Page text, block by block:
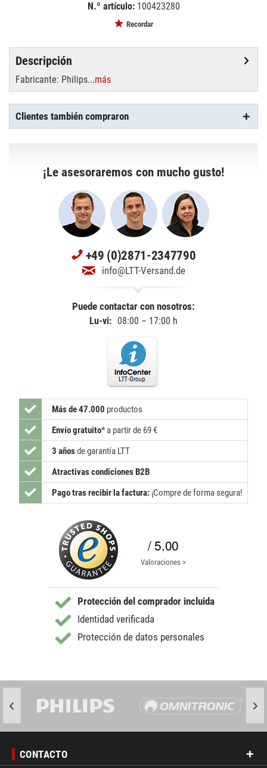
N.º artículo: 100423280
Recordar
Descripción
Fabricante: Philips...más
Clientes también compraron
¡Le asesoraremos con mucho gusto!
+49 (0)2871-2347790
info@LTT-Versand.de
Puede contactar con nosotros:
Lu-vi: 08:00 – 17:00 h
Más de 47.000 productos
Envío gratuito* a partir de 69 €
3 añosde garantía LTT
Atractivas condiciones B2B
Pago tras recibir la factura: ¡Compre de forma segura!
/ 5.00
Valoraciones >
Protección del comprador incluida
Identidad verificada
Protección de datos personales
CONTACTO